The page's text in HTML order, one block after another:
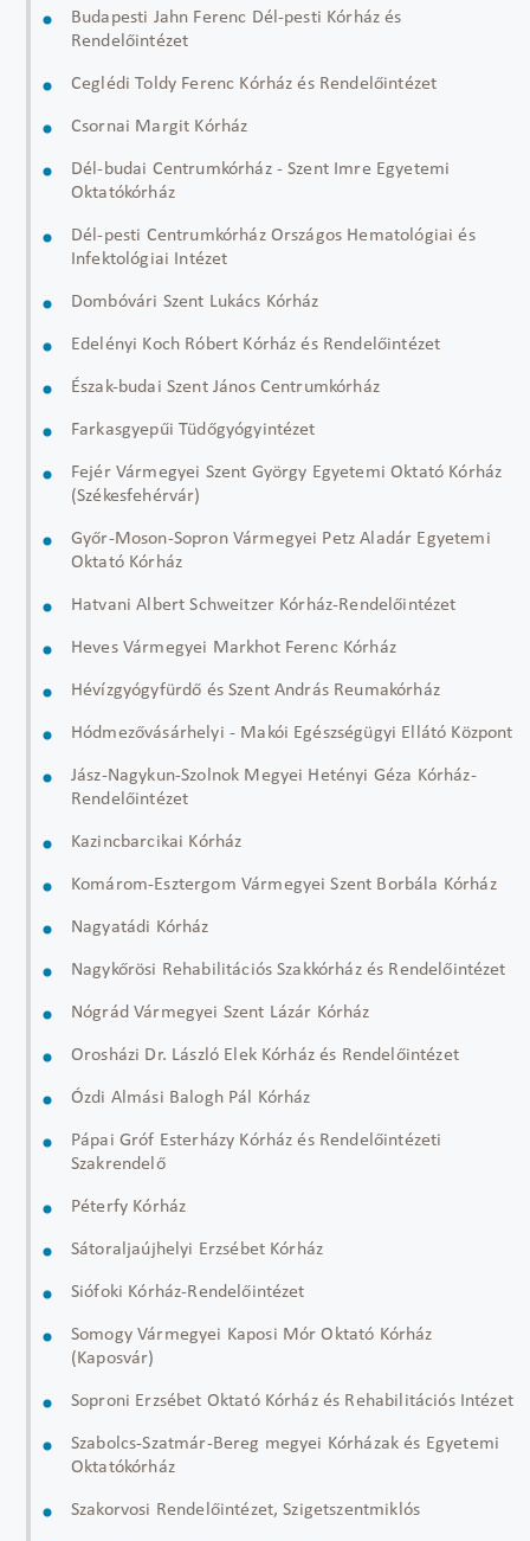
Budapesti Jahn Ferenc Dél-pesti Kórház és
Rendelőintézet
Ceglédi Toldy Ferenc Kórház és Rendelőintézet
Csornai Margit Kórház
Dél-budai Centrumkórház - Szent Imre Egyetemi
Oktatókórház
Dél-pesti Centrumkórház Országos Hematológiai és
Infektológiai Intézet
Dombóvári Szent Lukács Kórház
Edelényi Koch Róbert Kórház és Rendelőintézet
Észak-budai Szent János Centrumkórház
Farkasgyepűi Tüdőgyógyintézet
Fejér Vármegyei Szent György Egyetemi Oktató Kórház
(Székesfehérvár)
Győr-Moson-Sopron Vármegyei Petz Aladár Egyetemi
Oktató Kórház
Hatvani Albert Schweitzer Kórház-Rendelőintézet
Heves Vármegyei Markhot Ferenc Kórház
Hévízgyógyfürdő és Szent András Reumakórház
Hódmezővásárhelyi - Makói Egészségügyi Ellátó Központ
Jász-Nagykun-Szolnok Megyei Hetényi Géza Kórház-
Rendelőintézet
Kazincbarcikai Kórház
Komárom-Esztergom Vármegyei Szent Borbála Kórház
Nagyatádi Kórház
Nagykőrösi Rehabilitációs Szakkórház és Rendelőintézet
Nógrád Vármegyei Szent Lázár Kórház
Orosházi Dr. László Elek Kórház és Rendelőintézet
Ózdi Almási Balogh Pál Kórház
Pápai Gróf Esterházy Kórház és Rendelőintézeti
Szakrendelő
Péterfy Kórház
Sátoraljaújhelyi Erzsébet Kórház
Siófoki Kórház-Rendelőintézet
Somogy Vármegyei Kaposi Mór Oktató Kórház
(Kaposvár)
Soproni Erzsébet Oktató Kórház és Rehabilitációs Intézet
Szabolcs-Szatmár-Bereg megyei Kórházak és Egyetemi
Oktatókórház
Szakorvosi Rendelőintézet, Szigetszentmiklós